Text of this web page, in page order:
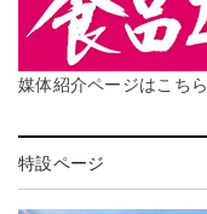
媒体紹介ページはこちら
特設ページ